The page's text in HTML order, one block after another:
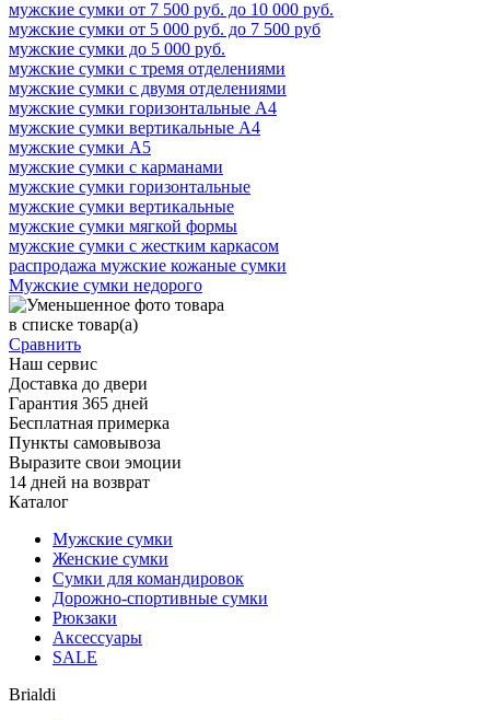
мужские сумки от 7 500 руб. до 10 000 руб.
мужские сумки от 5 000 руб. до 7 500 руб
мужские сумки до 5 000 руб.
мужские сумки с тремя отделениями
мужские сумки с двумя отделениями
мужские сумки горизонтальные А4
мужские сумки вертикальные А4
мужские сумки А5
мужские сумки с карманами
мужские сумки горизонтальные
мужские сумки вертикальные
мужские сумки мягкой формы
мужские сумки с жестким каркасом
распродажа мужские кожаные сумки
Мужские сумки недорого
в списке товар(а)
Сравнить
Наш сервис
Доставка до двери
Гарантия 365 дней
Бесплатная примерка
Пункты самовывоза
Выразите свои эмоции
14 дней на возврат
Каталог
Мужские сумки
Женские сумки
Сумки для командировок
Дорожно-спортивные сумки
Рюкзаки
Аксессуары
SALE
Brialdi